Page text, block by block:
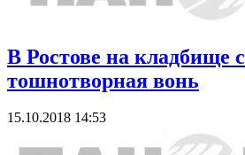
В Ростове на кладбище
тошнотворная вонь
15.10.2018 14:53